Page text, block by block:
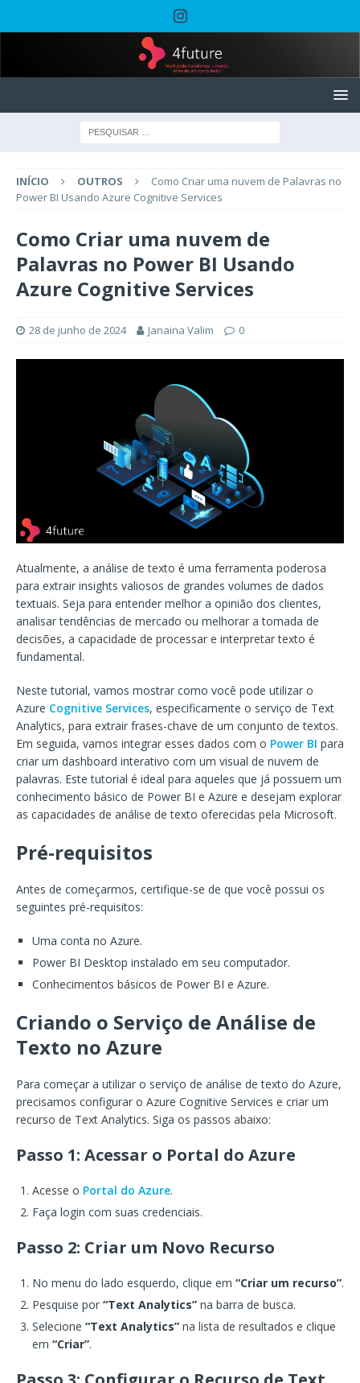
INÍCIO OUTROS
Como Criar uma nuvem de Palavras no
Power BI Usando Azure Cognitive Services
Como Criar uma nuvem de
Palavras no Power BI Usando
Azure Cognitive Services
28 de junho de 2024 Janaina Valim 0
Atualmente, a análise de texto é uma ferramenta poderosa
para extrair insights valiosos de grandes volumes de dados
textuais. Seja para entender melhor a opinião dos clientes,
analisar tendências de mercado ou melhorar a tomada de
decisões, a capacidade de processar e interpretar texto é
fundamental.
Neste tutorial, vamos mostrar como você pode utilizar o
Azure Cognitive Services, especificamente o serviço de Text
Analytics, para extrair frases-chave de um conjunto de textos.
Em seguida, vamos integrar esses dados com o Power BI para
criar um dashboard interativo com um visual de nuvem de
palavras. Este tutorial é ideal para aqueles que já possuem um
conhecimento básico de Power BI e Azure e desejam explorar
as capacidades de análise de texto oferecidas pela Microsoft.
Pré-requisitos
Antes de começarmos, certifique-se de que você possui os
seguintes pré-requisitos:
Uma conta no Azure.
Power BI Desktop instalado em seu computador.
Conhecimentos básicos de Power BI e Azure.
Criando o Serviço de Análise de
Texto no Azure
Para começar a utilizar o serviço de análise de texto do Azure,
precisamos configurar o Azure Cognitive Services e criar um
recurso de Text Analytics. Siga os passos abaixo:
Passo 1: Acessar o Portal do Azure
Acesse o Portal do Azure.
Faça login com suas credenciais.
Passo 2: Criar um Novo Recurso
No menu do lado esquerdo, clique em “Criar um recurso”.
Pesquise por “Text Analytics” na barra de busca.
Selecione “Text Analytics” na lista de resultados e clique
em “Criar”.